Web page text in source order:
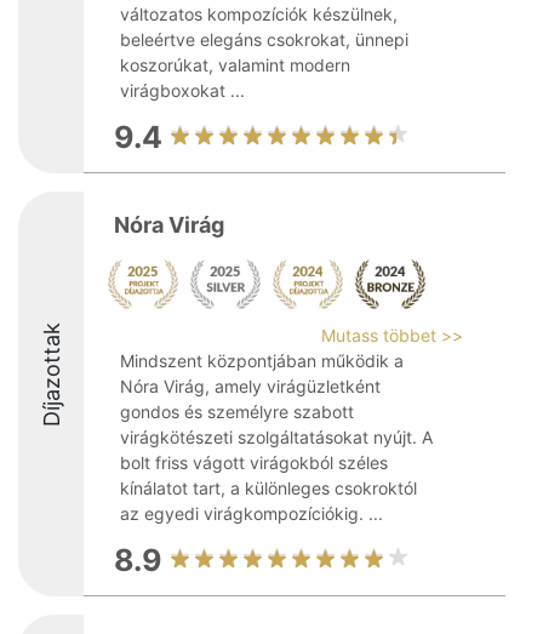
változatos kompozíciók készülnek,
beleértve elegáns csokrokat, ünnepi
koszorúkat, valamint modern
virágboxokat ...
9.4
Díjazottak
Nóra Virág
Mutass többet >>
Mindszent központjában működik a
Nóra Virág, amely virágüzletként
gondos és személyre szabott
virágkötészeti szolgáltatásokat nyújt. A
bolt friss vágott virágokból széles
kínálatot tart, a különleges csokroktól
az egyedi virágkompozíciókig. ...
8.9